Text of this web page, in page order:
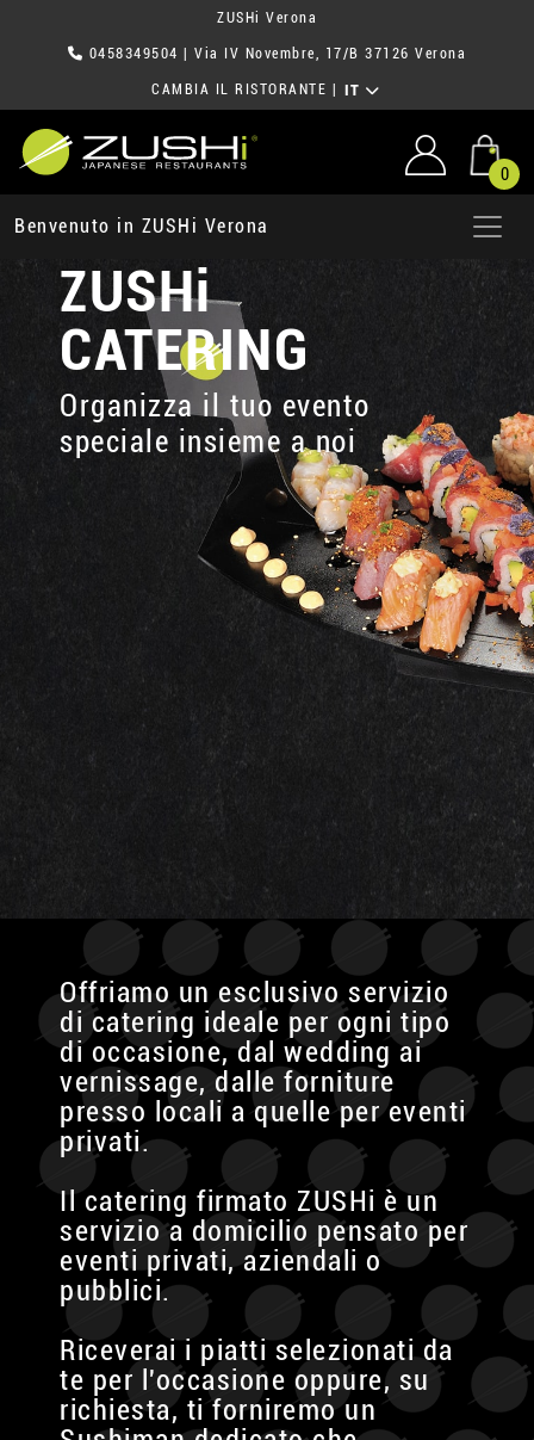
ZUSHi Verona
0458349504 | Via IV Novembre, 17/B 37126 Verona
CAMBIA IL RISTORANTE IT
0
Benvenuto in ZUSHi Verona
ZUSHi
CATERING
Organizza il tuo evento
speciale insieme a noi
Offriamo un esclusivo servizio
di catering ideale per ogni tipo
di occasione, dal wedding ai
vernissage, dalle forniture
presso locali a quelle per eventi
privati.
Il catering firmato ZUSHi è un
servizio a domicilio pensato per
eventi privati, aziendali o
pubblici.
Riceverai i piatti selezionati da
te per l'occasione oppure, su
richiesta, ti forniremo un